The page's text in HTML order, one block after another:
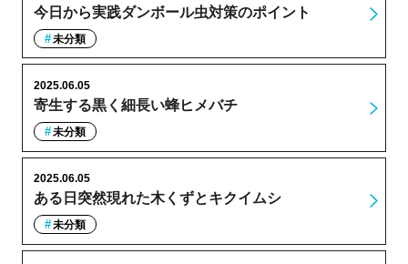
今日から実践ダンボール虫対策のポイント
未分類
寄生する黒く細長い蜂ヒメバチ
2025.06.05
未分類
ある日突然現れた木くずとキクイムシ
2025.06.05
未分類